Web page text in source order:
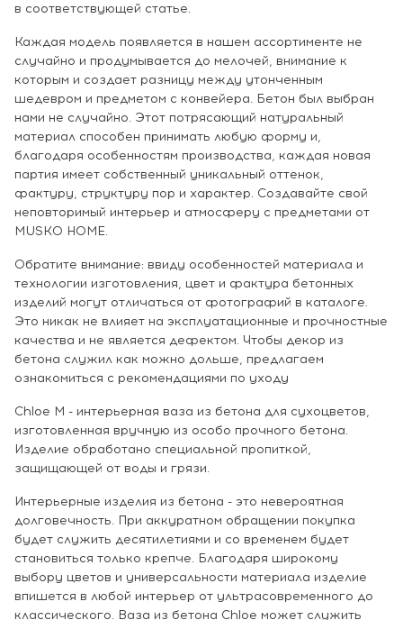
в соответствующей статье.
Каждая модель появляется в нашем ассортименте не
случайно и продумывается до мелочей, внимание к
которым и создает разницу между утонченным
шедевром и предметом с конвейера. Бетон был выбран
нами не случайно. Этот потрясающий натуральный
материал способен принимать любую форму и,
благодаря особенностям производства, каждая новая
партия имеет собственный уникальный оттенок,
фактуру, структуру пор и характер. Создавайте свой
неповторимый интерьер и атмосферу с предметами от
MUSKO HOME.
Обратите внимание: ввиду особенностей материала и
технологии изготовления, цвет и фактура бетонных
изделий могут отличаться от фотографий в каталоге.
Это никак не влияет на эксплуатационные и прочностные
качества и не является дефектом. Чтобы декор из
бетона служил как можно дольше, предлагаем
ознакомиться с рекомендациями по уходу
Chloe M - интерьерная ваза из бетона для сухоцветов,
изготовленная вручную из особо прочного бетона.
Изделие обработано специальной пропиткой,
защищающей от воды и грязи.
Интерьерные изделия из бетона - это невероятная
долговечность. При аккуратном обращении покупка
будет служить десятилетиями и со временем будет
становиться только крепче. Благодаря широкому
выбору цветов и универсальности материала изделие
впишется в любой интерьер от ультрасовременного до
классического. Ваза из бетона Chloe может служить